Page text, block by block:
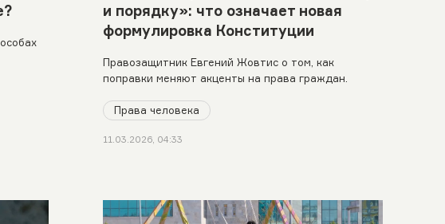
и порядку»: что означает новая
формулировка Конституции
Правозащитник Евгений Жовтис о том, как
поправки меняют акценты на права граждан.
Права человека
11.03.2026, 04:33